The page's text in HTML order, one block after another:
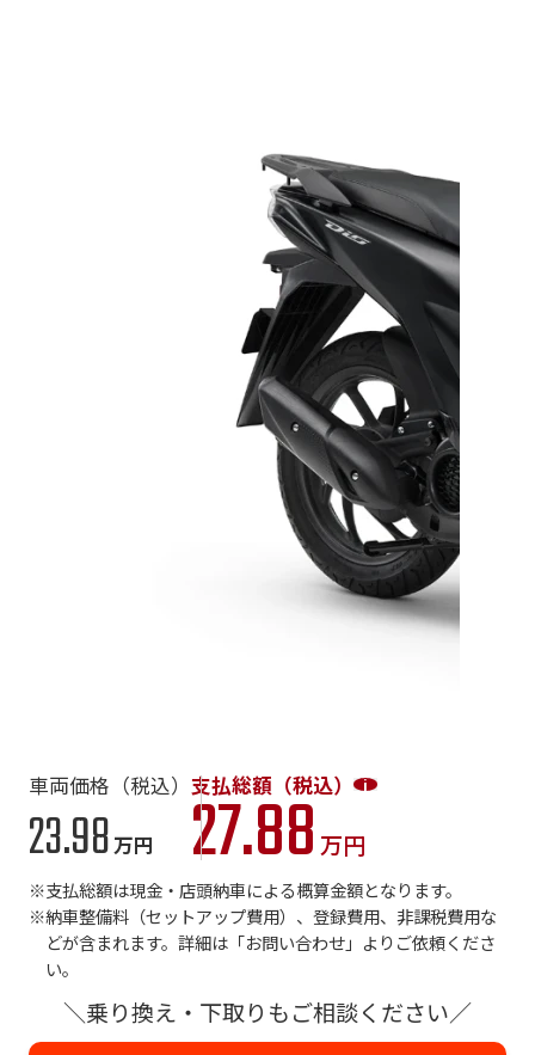
車両価格（税込）
23.98万円
支払総額（税込）
27.88 万円
支払総額は現金・店頭納車による概算金額となります。
納車整備料（セットアップ費用）、登録費用、非課税費用な
どが含まれます。詳細は「お問い合わせ」よりご依頼くださ
い。
＼乗り換え・下取りもご相談ください／
ンよりお気軽にご依頼ください。